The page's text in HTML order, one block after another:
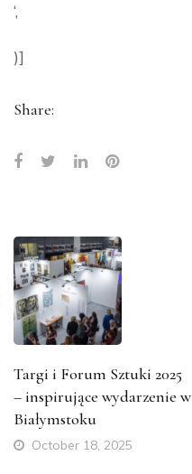
‘,
)]
Share:
Targi i Forum Sztuki 2025
– inspirujące wydarzenie w
Białymstoku
October 18, 2025